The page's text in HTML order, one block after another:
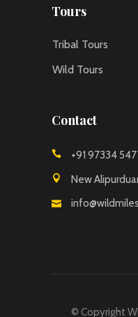
Tours
Tribal Tours
Wild Tours
Contact
+91 97334
New
© Copyright